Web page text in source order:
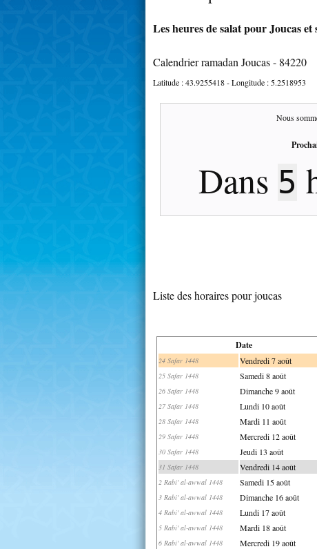
Les heures de salat pour Joucas et
Calendrier ramadan Joucas - 84220
Latitude :43.9255418- Longitude : 5.2518953
Nous
Dans 5
Liste des horaires pour joucas
Date
24 Safar 1448 Vendredi 7 août
25 Safar 1448 Samedi 8 août
26 Safar 1448 Dimanche 9 août
27 Safar 1448 Lundi 10 août
28 Safar 1448 Mardi 11 août
29 Safar 1448 Mercredi 12 août
30 Safar 1448 Jeudi 13 août
31 Safar 1448 Vendredi 14 août
2 Rabi' al-awwal 1448 Samedi 15 août
3 Rabi' al-awwal 1448 Dimanche 16 août
4 Rabi' al-awwal 1448 Lundi 17 août
5 Rabi' al-awwal 1448 Mardi 18 août
6 Rabi' al-awwal 1448 Mercredi 19 août